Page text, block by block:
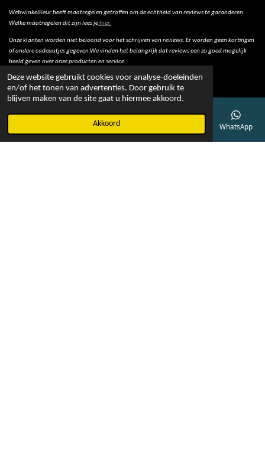
Deze website gebruikt cookies voor analyse-doeleinden
en/of het tonen van advertenties. Door gebruik te
blijven maken van de site gaat u hiermee akkoord.
Akkoord
WebwinkelKeur heeft maatregelen getroffen om de echtheid van reviews te garanderen.
Welke maatregelen dit zijn lees jehier.
Onze klanten worden niet beloond voor het schrijven van reviews. Er worden geen kortingen
of andere cadeautjes gegeven.We vinden het belangrijk dat reviews een zo goed mogelijk
beeld geven over onze producten en service.
Telefoonnummer WhatsApp